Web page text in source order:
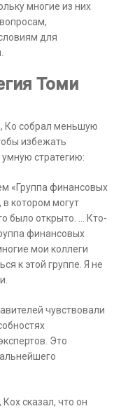
многие из них
для
Томи
Ко собрал меньшую
избежать
стратегию:
«Группа финансовых
котором могут
было открыто. … Кто-
финансовых
мои коллеги
к этой группе. Я не
чувствовали
Это
сказал, что он